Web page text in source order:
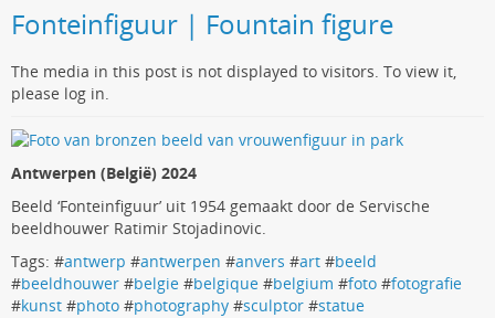
Fonteinfiguur | Fountain figure
The media in this post is not displayed to visitors. To view it,
please log in.
Antwerpen (België) 2024
Beeld ‘Fonteinfiguur’ uit 1954 gemaakt door de Servische
beeldhouwer Ratimir Stojadinovic.
Tags: #antwerp #antwerpen #anvers #art #beeld
#beeldhouwer #belgie #belgique #belgium #foto #fotografie
#kunst #photo #photography #sculptor #statue